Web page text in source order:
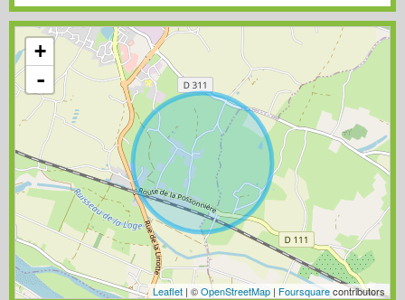
+
-
Leaflet| ©OpenStreetMap | Foursquarecontributors